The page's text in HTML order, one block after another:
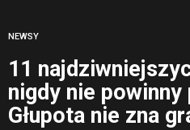
NEWSY
11
nigdy nie powinny
Głupota nie zna